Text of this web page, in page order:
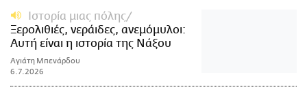
Ιστορία μιας πόλης
Ξερολιθιές, νεράιδες, ανεμόμυλοι:
Αυτή είναι η ιστορία της Νάξου
Αγιάτη Μπενάρδου
6.7.2026